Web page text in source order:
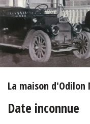
La maison
Date inconnue